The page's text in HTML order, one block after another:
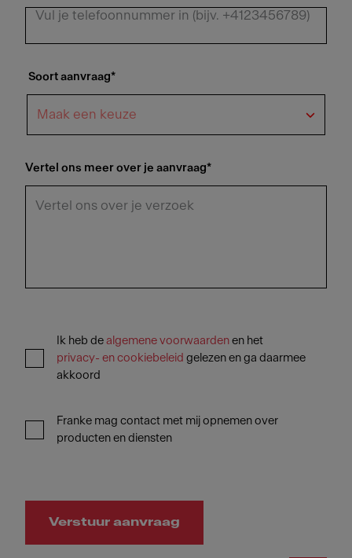
Soort aanvraag*
Vertel ons meer over je aanvraag*
Ik heb de algemene voorwaarden en het
privacy- en cookiebeleid gelezen en ga daarmee
akkoord
Franke mag contact met mij opnemen over
producten en diensten
Verstuur aanvraag